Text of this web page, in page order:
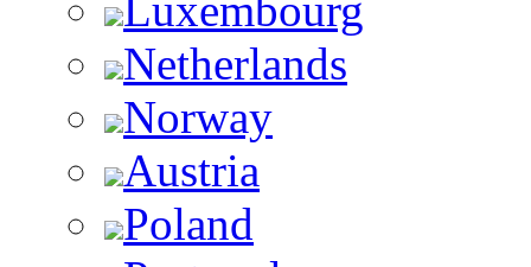
Luxembourg
Netherlands
Norway
Austria
Poland